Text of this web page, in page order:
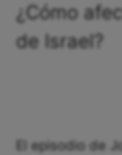
¿Cómo
de Israel?
El episodio de